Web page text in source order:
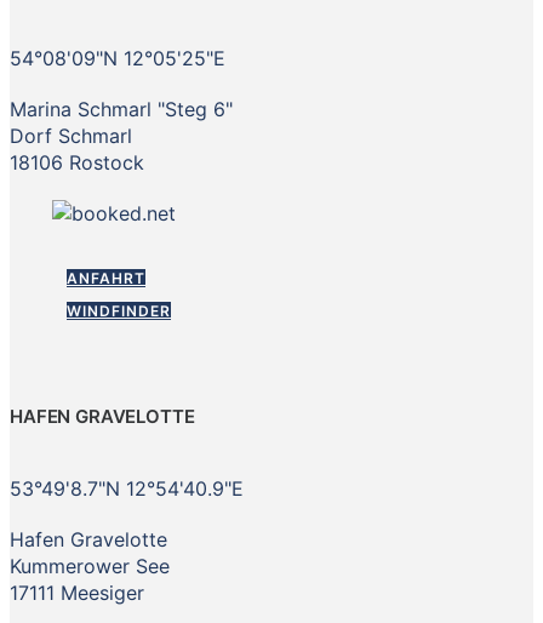
54°08'09"N 12°05'25"E
Marina Schmarl "Steg 6"
Dorf Schmarl
18106 Rostock
ANFAHRT
WINDFINDER
HAFEN GRAVELOTTE
53°49'8.7"N 12°54'40.9"E
Hafen Gravelotte
Kummerower See
17111 Meesiger